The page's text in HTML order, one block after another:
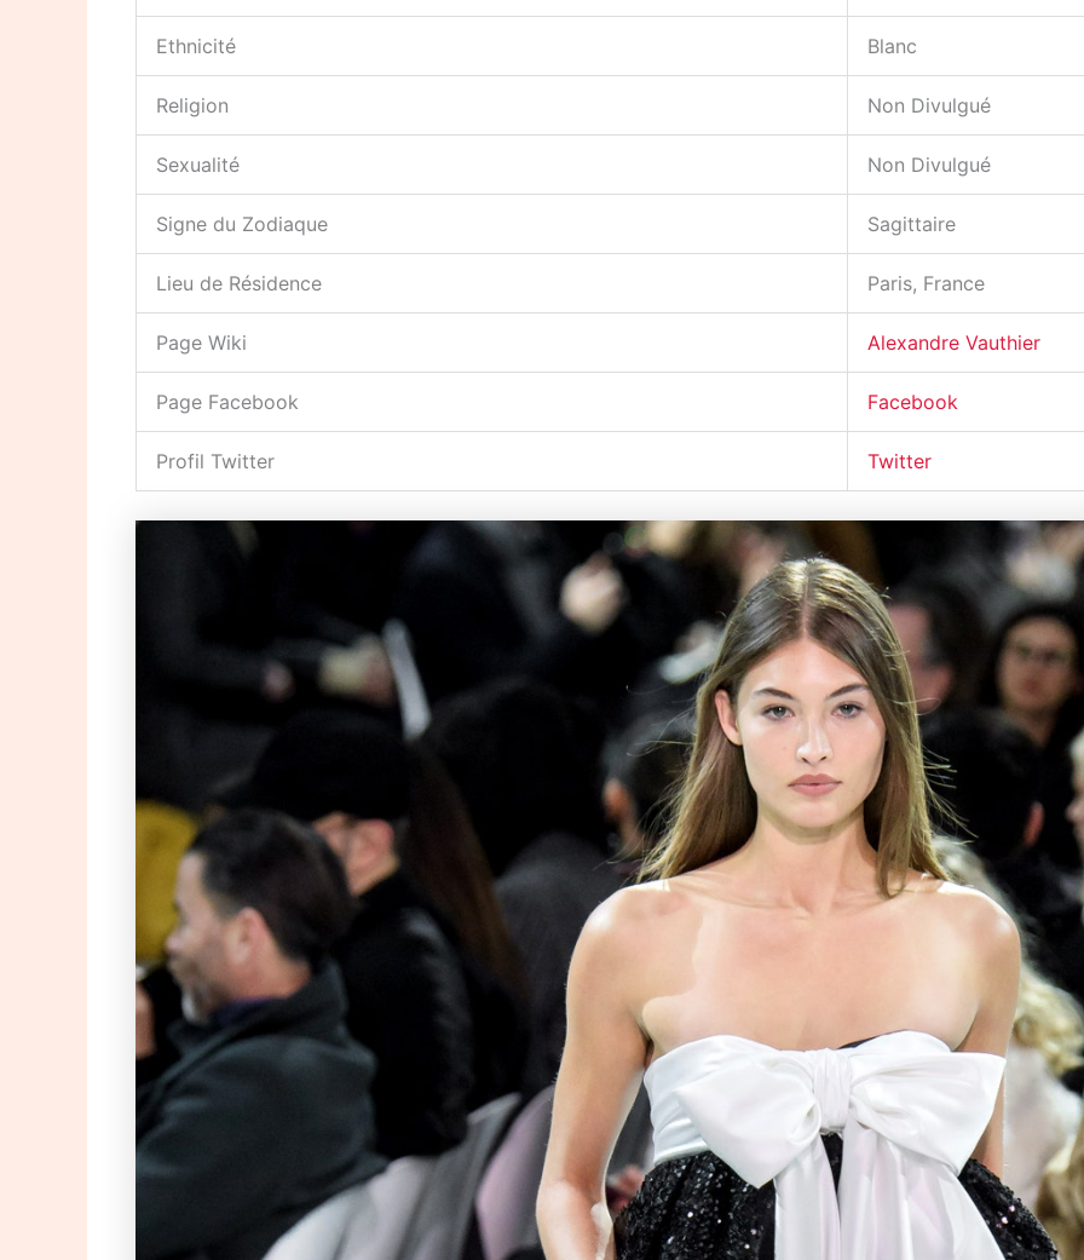
Ethnicité Blanc
Religion Non Divulgué
Sexualité Non Divulgué
Signe du Zodiaque Sagittaire
Lieu de Résidence Paris, France
Page Wiki Alexandre Vauthier
Page Facebook Facebook
Profil Twitter Twitter